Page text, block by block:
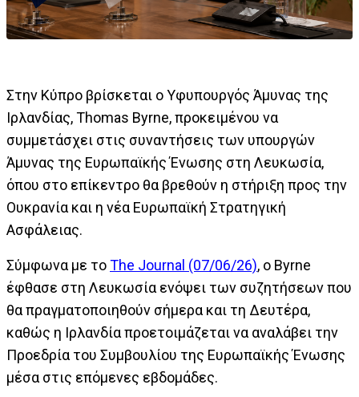
Στην Κύπρο βρίσκεται ο Υφυπουργός Άμυνας της
Ιρλανδίας, Thomas Byrne, προκειμένου να
συμμετάσχει στις συναντήσεις των υπουργών
Άμυνας της Ευρωπαϊκής Ένωσης στη Λευκωσία,
όπου στο επίκεντρο θα βρεθούν η στήριξη προς την
Ουκρανία και η νέα Ευρωπαϊκή Στρατηγική
Ασφάλειας.
Σύμφωνα με τοΤhe Journal (07/06/26), o Byrne
έφθασε στη Λευκωσία ενόψει των συζητήσεων που
θα πραγματοποιηθούν σήμερα και τη Δευτέρα,
καθώς η Ιρλανδία προετοιμάζεται να αναλάβει την
Προεδρία του Συμβουλίου της Ευρωπαϊκής Ένωσης
μέσα στις επόμενες εβδομάδες.